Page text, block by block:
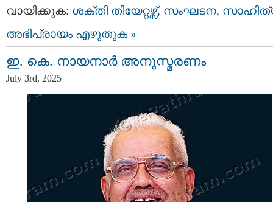
വായിക്കുക: ശക്തി തിയേറ്റഴ്സ്, സംഘടന,
അഭിപ്രായം എഴുതുക »
ഇ. കെ. നായനാർ അനുസ്മരണം
July 3rd, 2025